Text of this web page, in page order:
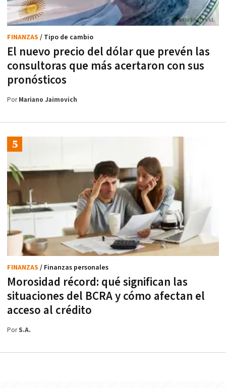
El nuevo precio del dólar que prevén las
consultoras que más acertaron con sus
pronósticos
FINANZAS / Tipo de cambio
PorMariano Jaimovich
Morosidad récord: qué significan las
situaciones del BCRA y cómo afectan el
acceso al crédito
FINANZAS / Finanzas personales
PorS.A.